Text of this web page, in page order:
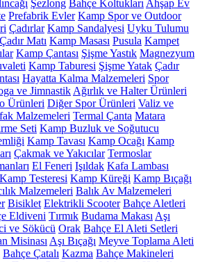
Şezlong Bahçe Koltukları Ahşap Ev
Prefabrik Evler Kamp Spor ve Outdoor
Çadırlar Kamp Sandalyesi Uyku Tulumu
Çadır Matı Kamp Masası Pusula Kampet
Kamp Çantası Şişme Yastık Magnezyum
Kamp Taburesi Şişme Yatak Çadır
Hayatta Kalma Malzemeleri Spor
ve Jimnastik Ağırlık ve Halter Ürünleri
Ürünleri Diğer Spor Ürünleri Valiz ve
Malzemeleri Termal Çanta Matara
Seti Kamp Buzluk ve Soğutucu
Kamp Tavası Kamp Ocağı Kamp
Çakmak ve Yakıcılar Termoslar
El Feneri Işıldak Kafa Lambası
Kamp Testeresi Kamp Küreği Kamp Bıçağı
Malzemeleri Balık Av Malzemeleri
Bisiklet Elektrikli Scooter Bahçe Aletleri
Eldiveni Tırmık Budama Makası Aşı
ve Sökücü Orak Bahçe El Aleti Setleri
Misinası Aşı Bıçağı Meyve Toplama Aleti
Bahçe Çatalı Kazma Bahçe Makineleri